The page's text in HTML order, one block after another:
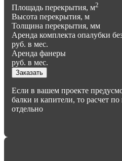
Площадь перекрытия, м2
Высота перекрытия, м
Толщина перекрытия, мм
Аренда комплекта опалубки
руб. в мес.
Аренда фанеры
руб. в мес.
Заказать
Если в вашем проекте
балки и капители, то расчет
отдельно